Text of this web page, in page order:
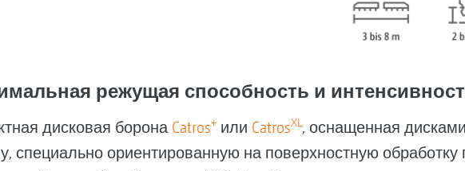
режущая способность и
дисковая борона Catros+или CatrosXL, оснащенная дисками
специально ориентированную на поверхностную